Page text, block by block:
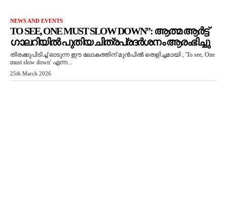
NEWS AND EVENTS
TO SEE, ONE MUST SLOW DOWN”: ആത്മ ആർട്ട്
ഗാലറിയിൽ പുതിയ ചിത്രപ്രദർശനം ആരംഭിച്ചു
തിരക്കുപിടിച്ച് ഓടുന്ന ഈ ലോകത്തിന് മുൻപിൽ തെളിച്ചമായി , 'To see, One
must slow down' എന്ന...
25th March 2026